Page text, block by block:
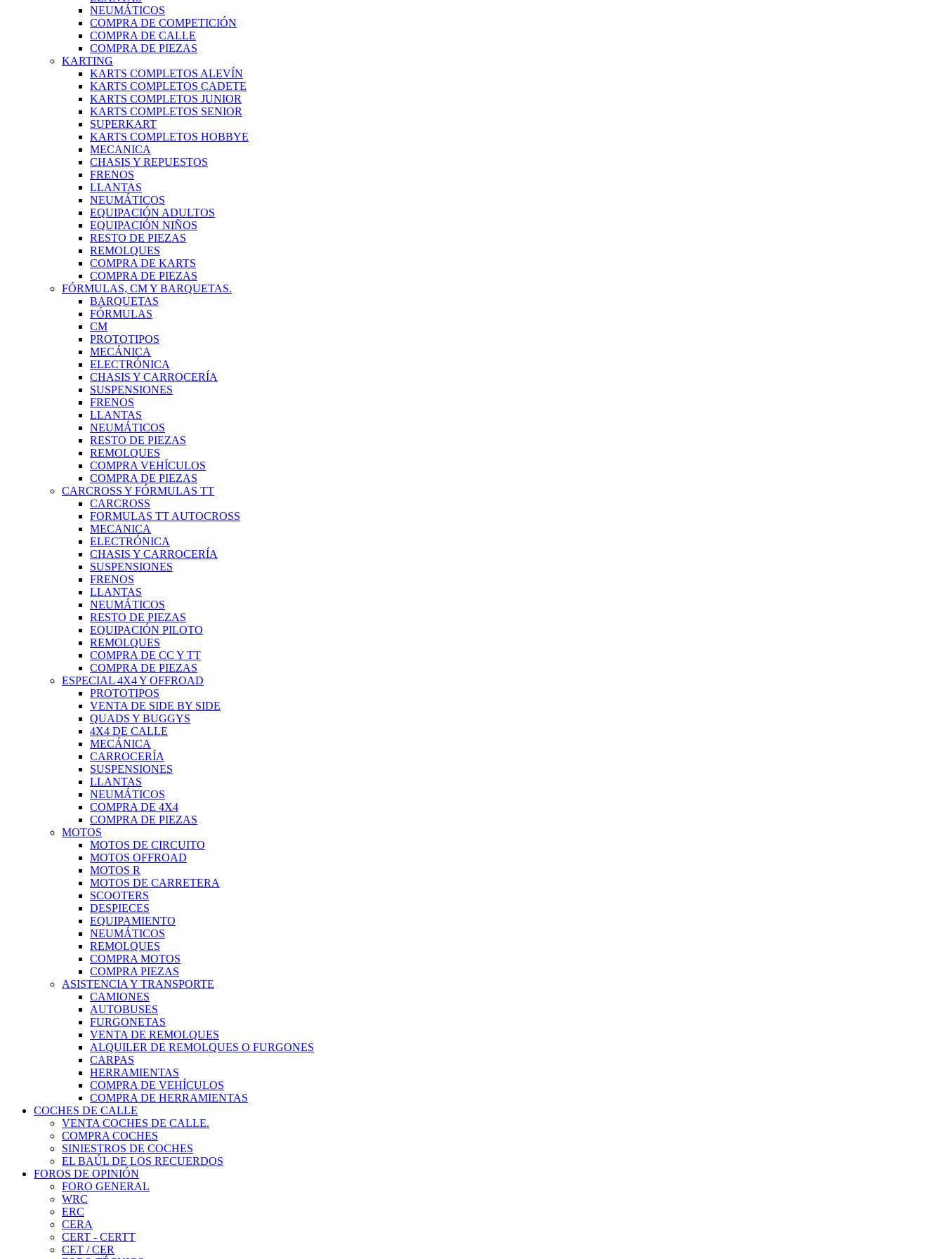
NEUMÁTICOS
COMPRA DE COMPETICIÓN
COMPRA DE CALLE
COMPRA DE PIEZAS
KARTING
KARTS COMPLETOS ALEVÍN
KARTS COMPLETOS CADETE
KARTS COMPLETOS JUNIOR
KARTS COMPLETOS SENIOR
SUPERKART
KARTS COMPLETOS HOBBYE
MECANICA
CHASIS Y REPUESTOS
FRENOS
LLANTAS
NEUMÁTICOS
EQUIPACIÓN ADULTOS
EQUIPACIÓN NIÑOS
RESTO DE PIEZAS
REMOLQUES
COMPRA DE KARTS
COMPRA DE PIEZAS
FÓRMULAS, CM Y BARQUETAS.
BARQUETAS
FÓRMULAS
CM
PROTOTIPOS
MECÁNICA
ELECTRÓNICA
CHASIS Y CARROCERÍA
SUSPENSIONES
FRENOS
LLANTAS
NEUMÁTICOS
RESTO DE PIEZAS
REMOLQUES
COMPRA VEHÍCULOS
COMPRA DE PIEZAS
CARCROSS Y FÓRMULAS TT
CARCROSS
FORMULAS TT AUTOCROSS
MECANICA
ELECTRÓNICA
CHASIS Y CARROCERÍA
SUSPENSIONES
FRENOS
LLANTAS
NEUMÁTICOS
RESTO DE PIEZAS
EQUIPACIÓN PILOTO
REMOLQUES
COMPRA DE CC Y TT
COMPRA DE PIEZAS
ESPECIAL 4X4 Y OFFROAD
PROTOTIPOS
VENTA DE SIDE BY SIDE
QUADS Y BUGGYS
4X4 DE CALLE
MECÁNICA
CARROCERÍA
SUSPENSIONES
LLANTAS
NEUMÁTICOS
COMPRA DE 4X4
COMPRA DE PIEZAS
MOTOS
MOTOS DE CIRCUITO
MOTOS OFFROAD
MOTOS R
MOTOS DE CARRETERA
SCOOTERS
DESPIECES
EQUIPAMIENTO
NEUMÁTICOS
REMOLQUES
COMPRA MOTOS
COMPRA PIEZAS
ASISTENCIA Y TRANSPORTE
CAMIONES
AUTOBUSES
FURGONETAS
VENTA DE REMOLQUES
ALQUILER DE REMOLQUES O FURGONES
CARPAS
HERRAMIENTAS
COMPRA DE VEHÍCULOS
COMPRA DE HERRAMIENTAS
COCHES DE CALLE
VENTA COCHES DE CALLE.
COMPRA COCHES
SINIESTROS DE COCHES
EL BAÚL DE LOS RECUERDOS
FOROS DE OPINIÓN
FORO GENERAL
WRC
ERC
CERA
CERT - CERTT
CET / CER